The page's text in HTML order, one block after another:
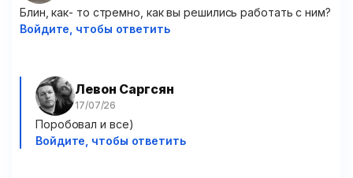
Блин, как- то стремно, как вы решились работать с ним?
Войдите, чтобы ответить
Левон Саргсян
Поробовал и все)
Войдите, чтобы ответить